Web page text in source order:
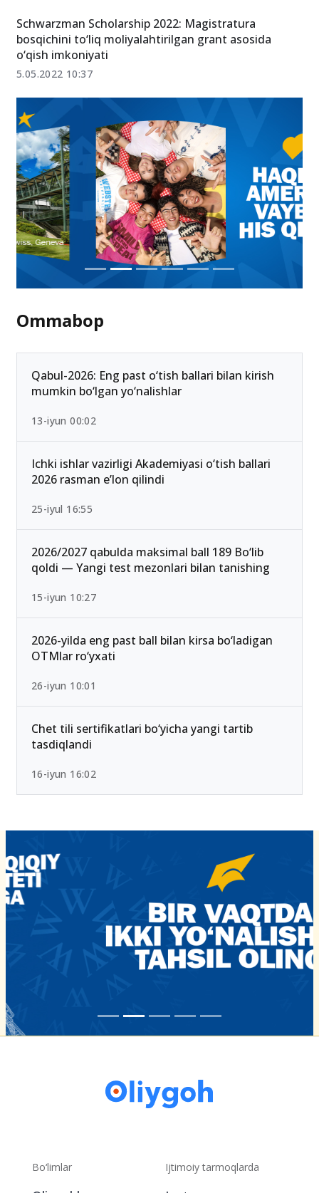
Schwarzman Scholarship 2022: Magistratura
bosqichini to‘liq moliyalahtirilgan grant asosida
o‘qish imkoniyati
5.05.2022 10:37
Ommabop
Qabul-2026: Eng past o‘tish ballari bilan kirish
mumkin bo‘lgan yo‘nalishlar
13-iyun 00:02
Ichki ishlar vazirligi Akademiyasi o‘tish ballari
2026 rasman e’lon qilindi
25-iyul 16:55
2026/2027 qabulda maksimal ball 189 Bo‘lib
qoldi — Yangi test mezonlari bilan tanishing
15-iyun 10:27
2026-yilda eng past ball bilan kirsa bo‘ladigan
OTMlar ro‘yxati
26-iyun 10:01
Chet tili sertifikatlari bo‘yicha yangi tartib
tasdiqlandi
16-iyun 16:02
Bo‘limlar Ijtimoiy tarmoqlarda